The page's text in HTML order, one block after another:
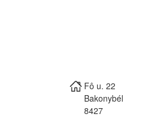
Fô u. 22
Bakonybél
8427